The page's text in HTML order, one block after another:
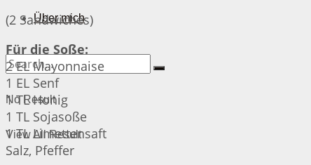
Über mich
No Result
View All Result
(2 Sandwiches)
Für die Soße:
2 EL Mayonnaise
1 EL Senf
1 TL Honig
1 TL Sojasoße
1 TL Limettensaft
Salz, Pfeffer